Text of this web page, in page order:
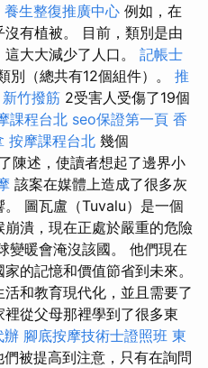
養生整復推廣中心 例如，在
有植被。 目前，類別是由
大大減少了人口。 記帳士
別（總共有12個組件）。 推
新竹撥筋 2受害人受傷了19個
課程台北 seo保證第一頁 香
按摩課程台北 幾個
陳述，使讀者想起了邊界小
該案在媒體上造成了很多灰
圖瓦盧（Tuvalu）是一個
潰，現在正處於嚴重的危險
變暖會淹沒該國。 他們現在
的記憶和價值節省到未來。
和教育現代化，並且需要了
從父母那裡學到了很多東
辦 腳底按摩技術士證照班 東
們被提高到注意，只有在詢問